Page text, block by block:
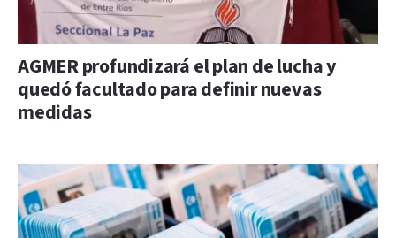
AGMER profundizará el plan de lucha y
quedó facultado para definir nuevas
medidas